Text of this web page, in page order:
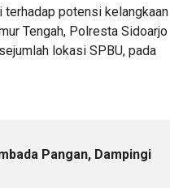
terhadap potensi kelangkaan
Tengah, Polresta Sidoarjo
lokasi SPBU, pada
Pangan, Dampingi